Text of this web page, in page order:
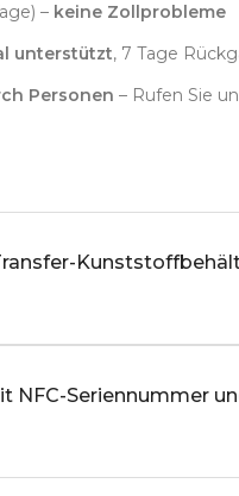
– keine Zollprobleme
unterstützt, 7 Tage
Personen – Rufen Sie
NFC-Seriennummer